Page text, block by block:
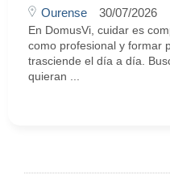
Ourense 30/07/2026
En DomusVi, cuidar es
como profesional y formar
trasciende el día a día.
quieran ...